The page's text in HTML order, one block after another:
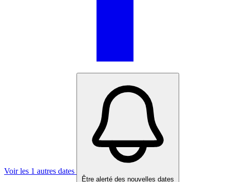
Voir les 1 autres dates
Être alerté des nouvelles dates